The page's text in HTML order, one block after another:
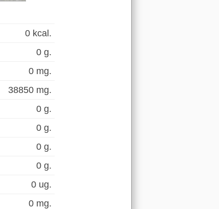
0 kcal.
0 g.
0 mg.
38850 mg.
0 g.
0 g.
0 g.
0 g.
0 ug.
0 mg.